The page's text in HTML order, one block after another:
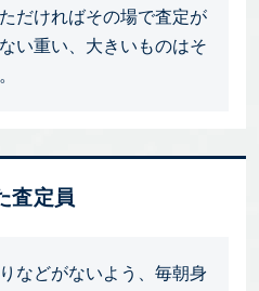
だければその場で査定が
い重い、大きいものはそ
査定員
などがないよう、毎朝身